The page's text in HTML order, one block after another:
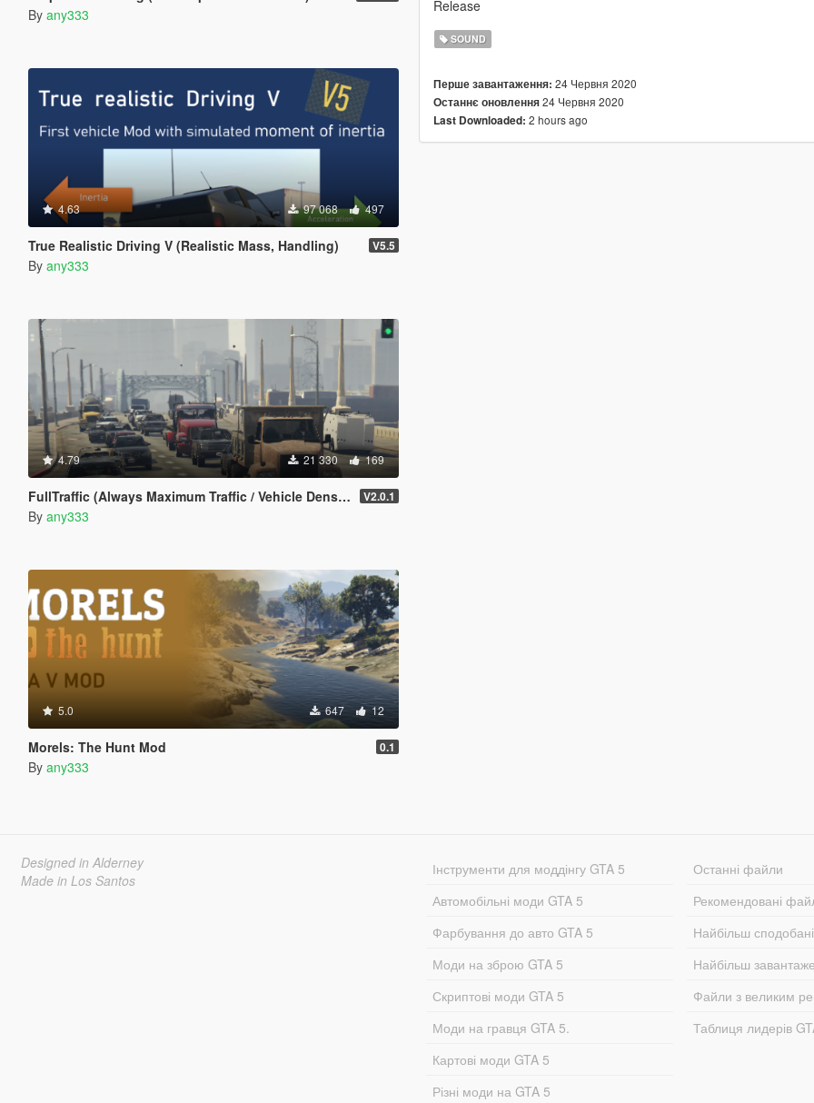
By any333
4.63 97 068 497
True Realistic Driving V (Realistic Mass, Handling) V5.5
By any333
4.79 21 330 169
FullTraffic (Always Maximum Traffic / Vehicle Density) V2.0.1
By any333
5.0 647 12
Morels: The Hunt Mod 0.1
By any333
Release
SOUND
Перше завантаження: 24 Червня 2020
Останнє оновлення24 Червня 2020
Last Downloaded: 2 hours ago
Designed in Alderney
Made in Los Santos
Інструменти для моддінгу GTA 5
Автомобільні моди GTA 5
Фарбування до авто GTA 5
Моди на зброю GTA 5
Скриптові моди GTA 5
Моди на гравця GTA 5.
Картові моди GTA 5
Різні моди на GTA 5
Останні файли
Рекомендовані
Найбільш
Найбільш
Файли з великим
Таблиця лидерів